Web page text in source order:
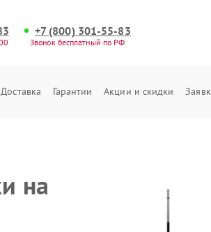
+7 (800) 301-55-83
Звонок бесплатный по РФ
Доставка Гарантии Акции и скидки
на